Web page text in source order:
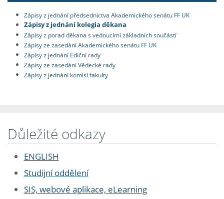
Zápisy z jednání předsednictva Akademického senátu FF UK
Zápisy z jednání kolegia děkana
Zápisy z porad děkana s vedoucími základních součástí
Zápisy ze zasedání Akademického senátu FF UK
Zápisy z jednání Ediční rady
Zápisy ze zasedání Vědecké rady
Zápisy z jednání komisí fakulty
Důležité odkazy
ENGLISH
Studijní oddělení
SIS, webové aplikace, eLearning